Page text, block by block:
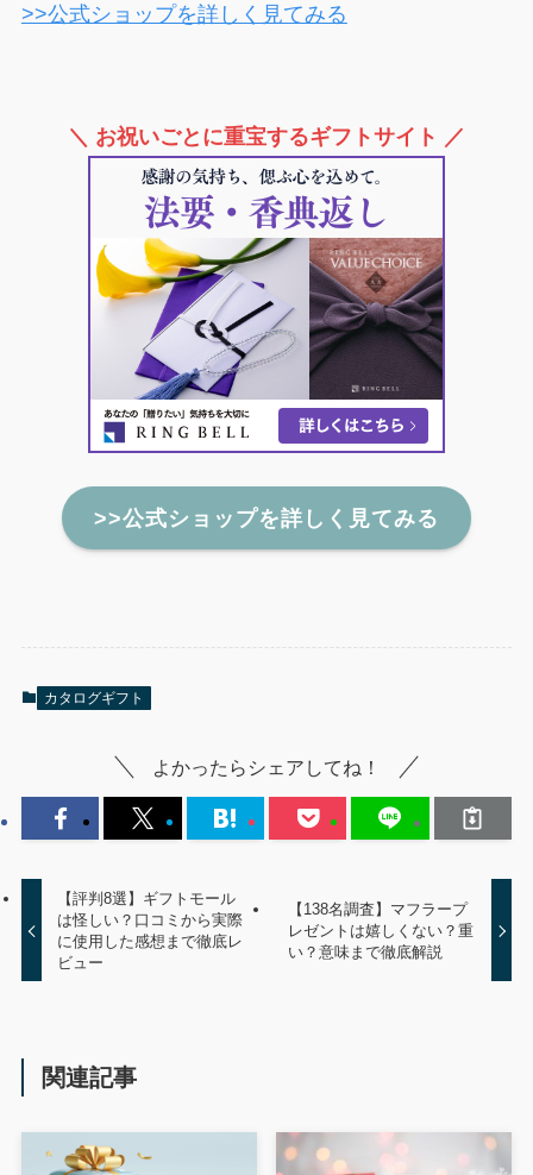
>>公式ショップを詳しく見てみる
＼ お祝いごとに重宝するギフトサイト ／
>>公式ショップを詳しく見てみる
カタログギフト
よかったらシェアしてね！
【評判8選】ギフトモール
は怪しい？口コミから実際
に使用した感想まで徹底レ
ビュー
【138名調査】マフラープ
レゼントは嬉しくない？重
い？意味まで徹底解説
関連記事